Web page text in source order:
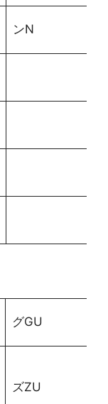
ンN
グGU
ズZU